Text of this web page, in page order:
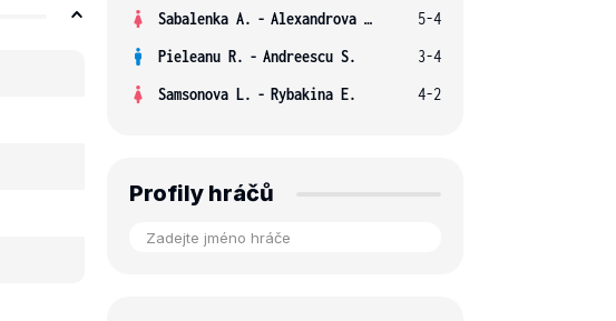
Sabalenka A. - Alexandrova E.
5-4
Pieleanu R. - Andreescu S.
3-4
Samsonova L. - Rybakina E. 4-2
Profily hráčů